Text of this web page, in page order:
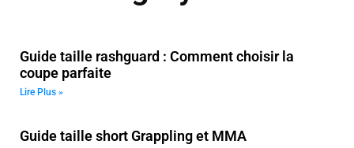
Guide taille rashguard : Comment choisir la
coupe parfaite
Lire Plus »
Guide taille short Grappling et MMA